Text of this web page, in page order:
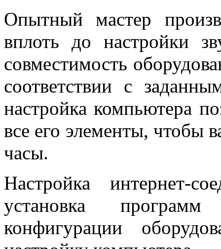
Опытный мастер
вплоть до настройки
совместимость
соответствии с
настройка компьютера
все его элементы, чтобы
часы.
Настройка интернет-
установка
конфигурации